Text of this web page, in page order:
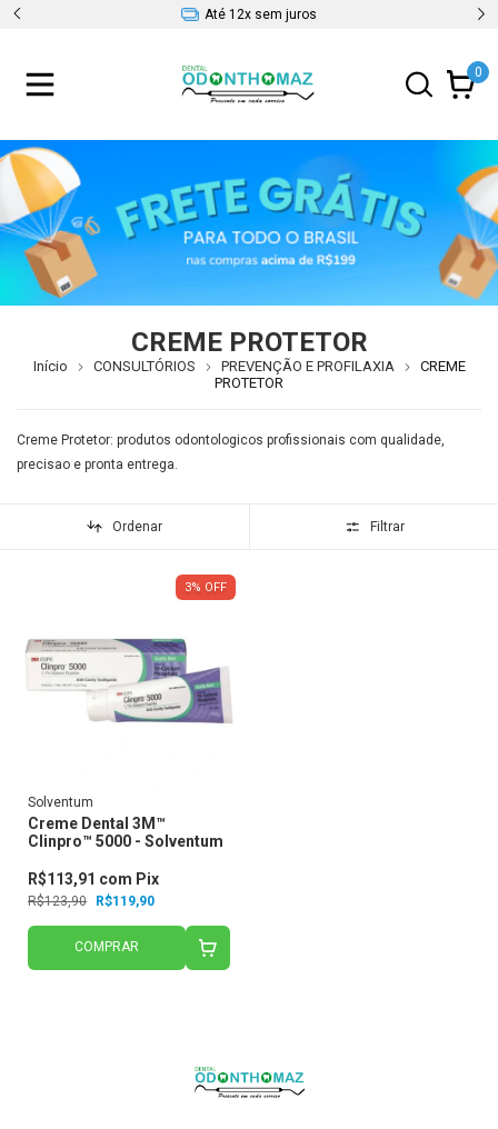
Até 12x sem juros
0
CREME PROTETOR
Início CONSULTÓRIOS PREVENÇÃO E PROFILAXIA
CREME
PROTETOR
Creme Protetor: produtos odontologicos profissionais com qualidade,
precisao e pronta entrega.
Ordenar Filtrar
3% OFF
Solventum
Creme Dental 3M™
Clinpro™ 5000 - Solventum
R$123,90 R$119,90
R$113,91 com Pix
COMPRAR